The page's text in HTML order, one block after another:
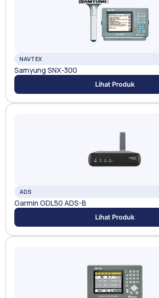
NAVTEX
Samyung SNX-300
Lihat Produk
ADS
Garmin GDL50 ADS-B
Lihat Produk